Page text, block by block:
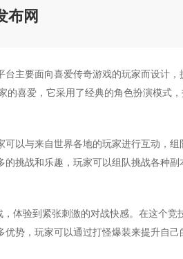
布网
主要面向喜爱传奇游戏的玩家而设计，
的喜爱，它采用了经典的角色扮演模式
以与来自世界各地的玩家进行互动，组
挑战和乐趣，玩家可以组队挑战各种副
体验到紧张刺激的对战快感。在这个竞
势，玩家可以通过打怪爆装来提升自己